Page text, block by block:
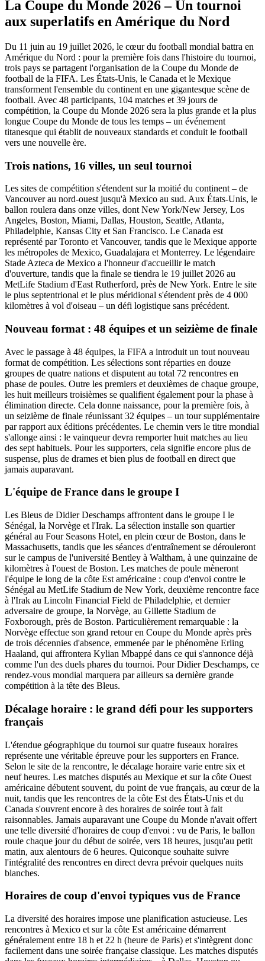
La Coupe du Monde 2026 – Un tournoi
aux superlatifs en Amérique du Nord
Du 11 juin au 19 juillet 2026, le cœur du football mondial battra en
Amérique du Nord : pour la première fois dans l'histoire du tournoi,
trois pays se partagent l'organisation de la Coupe du Monde de
football de la FIFA. Les États-Unis, le Canada et le Mexique
transforment l'ensemble du continent en une gigantesque scène de
football. Avec 48 participants, 104 matches et 39 jours de
compétition, la Coupe du Monde 2026 sera la plus grande et la plus
longue Coupe du Monde de tous les temps – un événement
titanesque qui établit de nouveaux standards et conduit le football
vers une nouvelle ère.
Trois nations, 16 villes, un seul tournoi
Les sites de compétition s'étendent sur la moitié du continent – de
Vancouver au nord-ouest jusqu'à Mexico au sud. Aux États-Unis, le
ballon roulera dans onze villes, dont New York/New Jersey, Los
Angeles, Boston, Miami, Dallas, Houston, Seattle, Atlanta,
Philadelphie, Kansas City et San Francisco. Le Canada est
représenté par Toronto et Vancouver, tandis que le Mexique apporte
les métropoles de Mexico, Guadalajara et Monterrey. Le légendaire
Stade Azteca de Mexico a l'honneur d'accueillir le match
d'ouverture, tandis que la finale se tiendra le 19 juillet 2026 au
MetLife Stadium d'East Rutherford, près de New York. Entre le site
le plus septentrional et le plus méridional s'étendent près de 4 000
kilomètres à vol d'oiseau – un défi logistique sans précédent.
Nouveau format : 48 équipes et un seizième de finale
Avec le passage à 48 équipes, la FIFA a introduit un tout nouveau
format de compétition. Les sélections sont réparties en douze
groupes de quatre nations et disputent au total 72 rencontres en
phase de poules. Outre les premiers et deuxièmes de chaque groupe,
les huit meilleurs troisièmes se qualifient également pour la phase à
élimination directe. Cela donne naissance, pour la première fois, à
un seizième de finale réunissant 32 équipes – un tour supplémentaire
par rapport aux éditions précédentes. Le chemin vers le titre mondial
s'allonge ainsi : le vainqueur devra remporter huit matches au lieu
des sept habituels. Pour les supporters, cela signifie encore plus de
suspense, plus de drames et bien plus de football en direct que
jamais auparavant.
L'équipe de France dans le groupe I
Les Bleus de Didier Deschamps affrontent dans le groupe I le
Sénégal, la Norvège et l'Irak. La sélection installe son quartier
général au Four Seasons Hotel, en plein cœur de Boston, dans le
Massachusetts, tandis que les séances d'entraînement se dérouleront
sur le campus de l'université Bentley à Waltham, à une quinzaine de
kilomètres à l'ouest de Boston. Les matches de poule mèneront
l'équipe le long de la côte Est américaine : coup d'envoi contre le
Sénégal au MetLife Stadium de New York, deuxième rencontre face
à l'Irak au Lincoln Financial Field de Philadelphie, et dernier
adversaire de groupe, la Norvège, au Gillette Stadium de
Foxborough, près de Boston. Particulièrement remarquable : la
Norvège effectue son grand retour en Coupe du Monde après près
de trois décennies d'absence, emmenée par le phénomène Erling
Haaland, qui affrontera Kylian Mbappé dans ce qui s'annonce déjà
comme l'un des duels phares du tournoi. Pour Didier Deschamps, ce
rendez-vous mondial marquera par ailleurs sa dernière grande
compétition à la tête des Bleus.
Décalage horaire : le grand défi pour les supporters
français
L'étendue géographique du tournoi sur quatre fuseaux horaires
représente une véritable épreuve pour les supporters en France.
Selon le site de la rencontre, le décalage horaire varie entre six et
neuf heures. Les matches disputés au Mexique et sur la côte Ouest
américaine débutent souvent, du point de vue français, au cœur de la
nuit, tandis que les rencontres de la côte Est des États-Unis et du
Canada s'ouvrent encore à des horaires de soirée tout à fait
raisonnables. Jamais auparavant une Coupe du Monde n'avait offert
une telle diversité d'horaires de coup d'envoi : vu de Paris, le ballon
roule chaque jour du début de soirée, vers 18 heures, jusqu'au petit
matin, aux alentours de 6 heures. Quiconque souhaite suivre
l'intégralité des rencontres en direct devra prévoir quelques nuits
blanches.
Horaires de coup d'envoi typiques vus de France
La diversité des horaires impose une planification astucieuse. Les
rencontres à Mexico et sur la côte Est américaine démarrent
généralement entre 18 h et 22 h (heure de Paris) et s'intègrent donc
facilement dans une soirée française classique. Les matches disputés